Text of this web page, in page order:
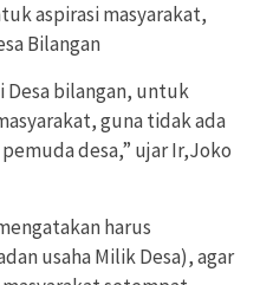
aspirasi masyarakat,
Bilangan
Desa bilangan, untuk
guna tidak ada
desa,” ujar Ir,Joko
harus
usaha Milik Desa), agar